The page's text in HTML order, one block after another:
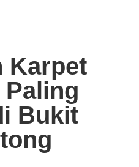
Karpet
Bukit